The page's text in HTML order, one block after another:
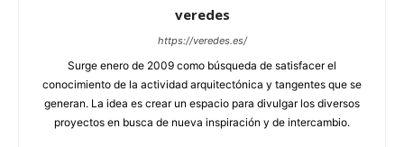
veredes
https://veredes.es/
Surge enero de 2009 como búsqueda de satisfacer el
conocimiento de la actividad arquitectónica y tangentes que se
generan. La idea es crear un espacio para divulgar los diversos
proyectos en busca de nueva inspiración y de intercambio.